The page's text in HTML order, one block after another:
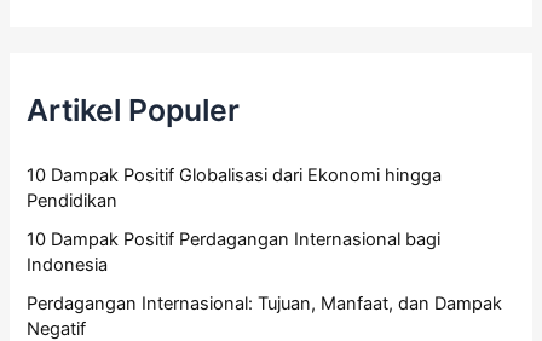
Artikel Populer
10 Dampak Positif Globalisasi dari Ekonomi hingga
Pendidikan
10 Dampak Positif Perdagangan Internasional bagi
Indonesia
Perdagangan Internasional: Tujuan, Manfaat, dan Dampak
Negatif